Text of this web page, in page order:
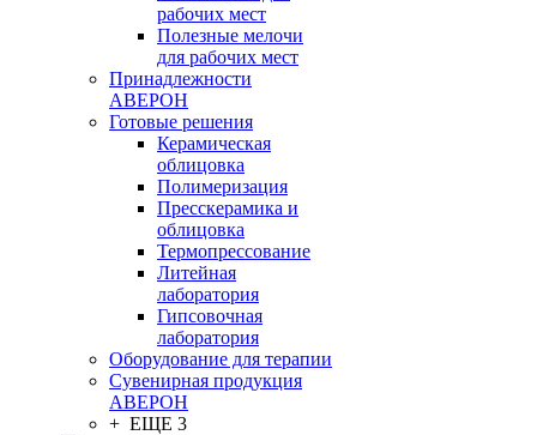
рабочих мест
Полезные мелочи
для рабочих мест
Принадлежности
АВЕРОН
Готовые решения
Керамическая
облицовка
Полимеризация
Пресскерамика и
облицовка
Термопрессование
Литейная
лаборатория
Гипсовочная
лаборатория
Оборудование для терапии
Сувенирная продукция
АВЕРОН
+ ЕЩЕ 3